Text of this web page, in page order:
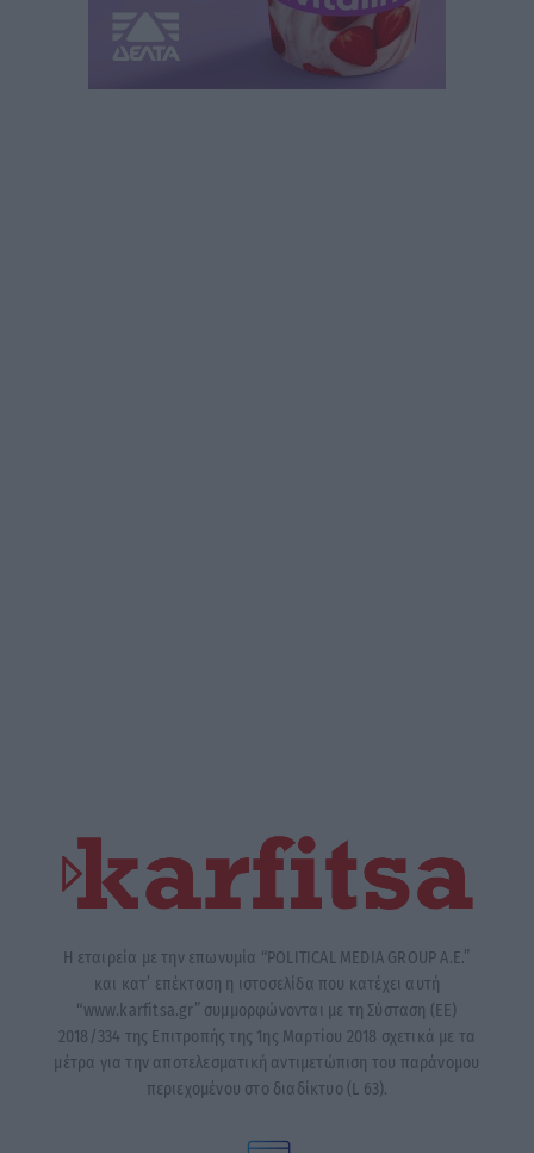
Η εταιρεία με την επωνυμία “POLITICAL MEDIA GROUP A.E.”
και κατ’ επέκταση η ιστοσελίδα που κατέχει αυτή
“www.karfitsa.gr” συμμορφώνονται με τη Σύσταση (ΕΕ)
2018/334 της Επιτροπής της 1ης Μαρτίου 2018 σχετικά με τα
μέτρα για την αποτελεσματική αντιμετώπιση του παράνομου
περιεχομένου στο διαδίκτυο (L 63).